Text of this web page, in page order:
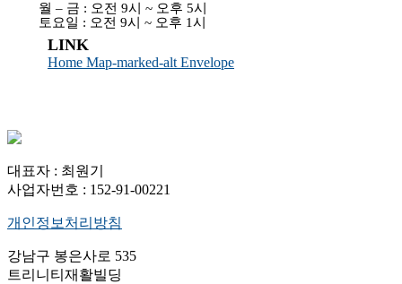
월 – 금 : 오전 9시 ~ 오후 5시
토요일 : 오전 9시 ~ 오후 1시
LINK
Home Map-marked-alt Envelope
대표자 : 최원기
사업자번호 : 152-91-00221
개인정보처리방침
강남구 봉은사로 535
트리니티재활빌딩